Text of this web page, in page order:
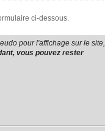
ci-dessous.
pour l'affichage sur le site,
vous pouvez rester